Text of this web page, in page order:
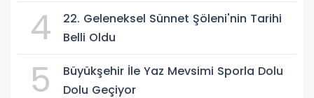
4
22. Geleneksel Sünnet Şöleni'nin Tarihi
Belli Oldu
5
Büyükşehir İle Yaz Mevsimi Sporla Dolu
Dolu Geçiyor